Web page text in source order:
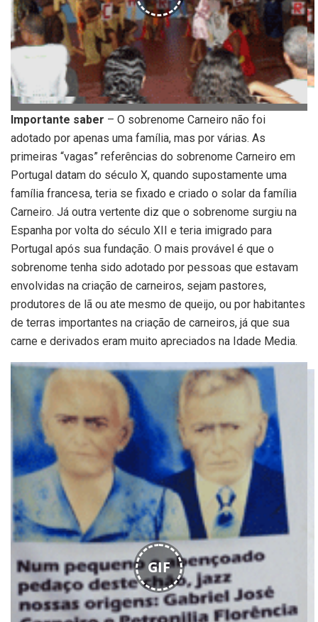
Importante saber – O sobrenome Carneiro não foi
adotado por apenas uma família, mas por várias. As
primeiras “vagas” referências do sobrenome Carneiro em
Portugal datam do século X, quando supostamente uma
família francesa, teria se fixado e criado o solar da família
Carneiro. Já outra vertente diz que o sobrenome surgiu na
Espanha por volta do século XII e teria imigrado para
Portugal após sua fundação. O mais provável é que o
sobrenome tenha sido adotado por pessoas que estavam
envolvidas na criação de carneiros, sejam pastores,
produtores de lã ou ate mesmo de queijo, ou por habitantes
de terras importantes na criação de carneiros, já que sua
carne e derivados eram muito apreciados na Idade Media.
GIF